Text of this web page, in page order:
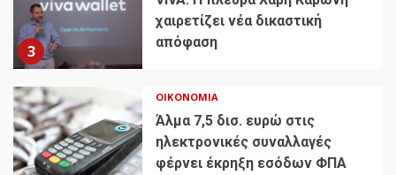
3
χαιρετίζει νέα δικαστική
απόφαση
ΟΙΚΟΝΟΜΊΑ
Άλμα 7,5 δισ. ευρώ στις
ηλεκτρονικές συναλλαγές
φέρνει έκρηξη εσόδων ΦΠΑ